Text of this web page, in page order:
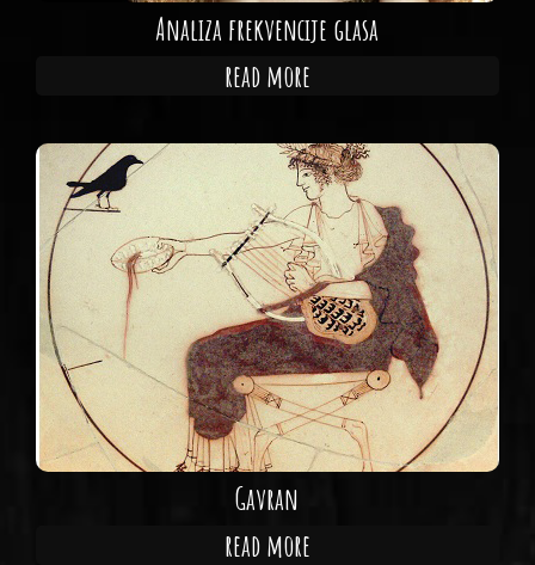
Analiza frekvencije glasa
read more
Gavran
read more